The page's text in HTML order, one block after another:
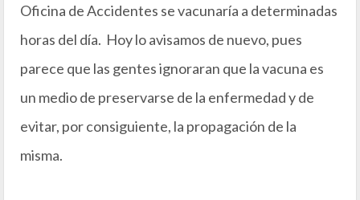
Oficina de Accidentes se vacunaría a determinadas
horas del día. Hoy lo avisamos de nuevo, pues
parece que las gentes ignoraran que la vacuna es
un medio de preservarse de la enfermedad y de
evitar, por consiguiente, la propagación de la
misma.